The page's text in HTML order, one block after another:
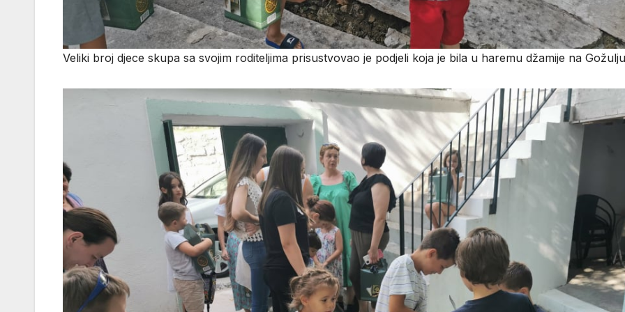
Veliki broj djece skupa sa svojim roditeljima prisustvovao je podjeli koja je bila u haremu džamije na